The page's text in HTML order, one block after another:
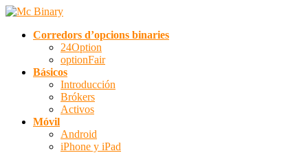
Corredors d’opcions binаries
24Option
optionFair
Básicos
Introducción
Brókers
Activos
Móvil
Android
iPhone y iPad